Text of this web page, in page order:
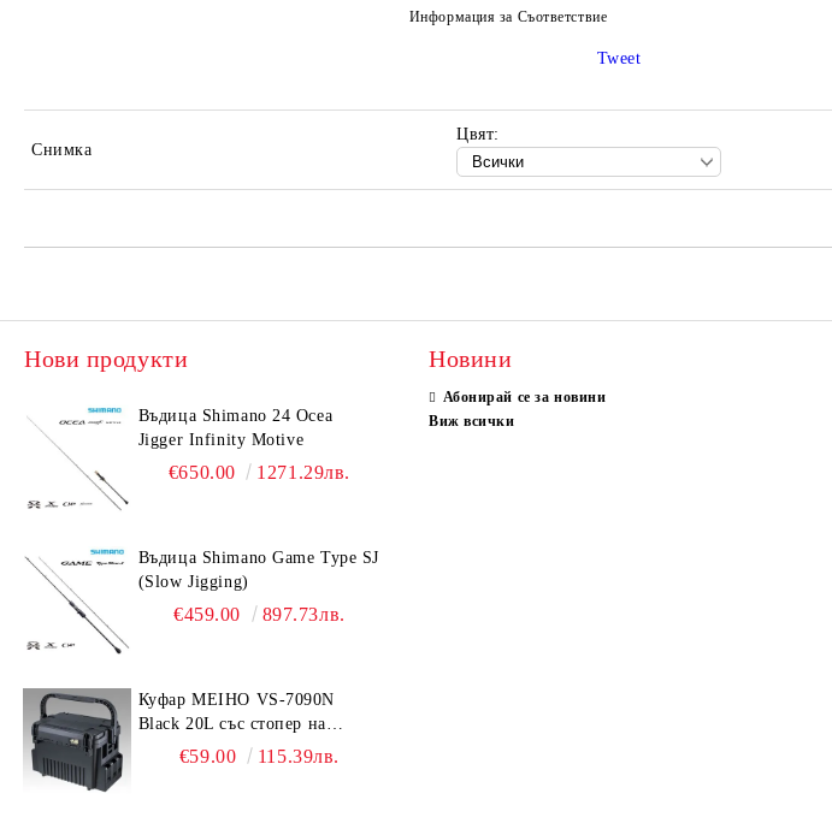
Информация за Съответствие
Tweet
Снимка
Цвят:
Нови продукти
Въдица Shimano 24 Ocea
Jigger Infinity Motive
€650.00 1271.29лв.
Въдица Shimano Game Type SJ
(Slow Jigging)
€459.00 897.73лв.
Куфар MEIHO VS-7090N
Black 20L със стопер на
дръжката€59.00 115.39лв.
Новини
Абонирай се за новини
Виж всички